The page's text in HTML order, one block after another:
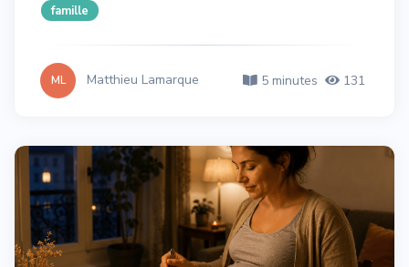
famille
ML Matthieu Lamarque 5 minutes 131